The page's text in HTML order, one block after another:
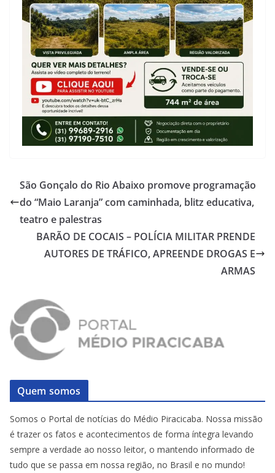
São Gonçalo do Rio Abaixo promove programação
do “Maio Laranja” com caminhada, blitz educativa,
teatro e palestras
BARÃO DE COCAIS – POLÍCIA MILITAR PRENDE
AUTORES DE TRÁFICO, APREENDE DROGAS E
ARMAS
Quem somos
Somos o Portal de notícias do Médio Piracicaba. Nossa missão
é trazer os fatos e acontecimentos de forma íntegra levando
sempre a verdade ao nosso leitor, o mantendo informado de
tudo que se passa em nossa região, no Brasil e no mundo!